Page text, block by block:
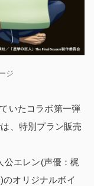
ジ
いたコラボ第一弾
、特別プラン販売
公エレン(声優：梶
オリジナルボイ